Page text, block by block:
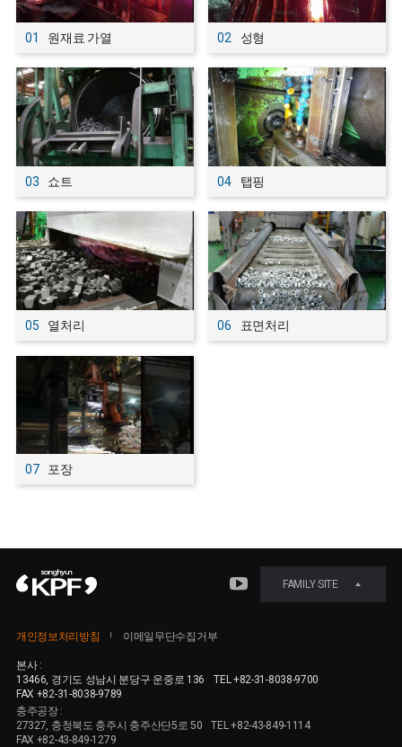
01 원재료 가열 02 성형
03 쇼트 04 탭핑
05 열처리 06 표면처리
07 포장
개인정보처리방침 이메일무단수집거부
본사 :
13466, 경기도 성남시 분당구 운중로 136
TEL +82-31-8038-9700
FAX +82-31-8038-9789
충주공장 :
27327, 충청북도 충주시 충주산단5로 50
TEL +82-43-849-1114
FAX +82-43-849-1279
FAMILY SITE